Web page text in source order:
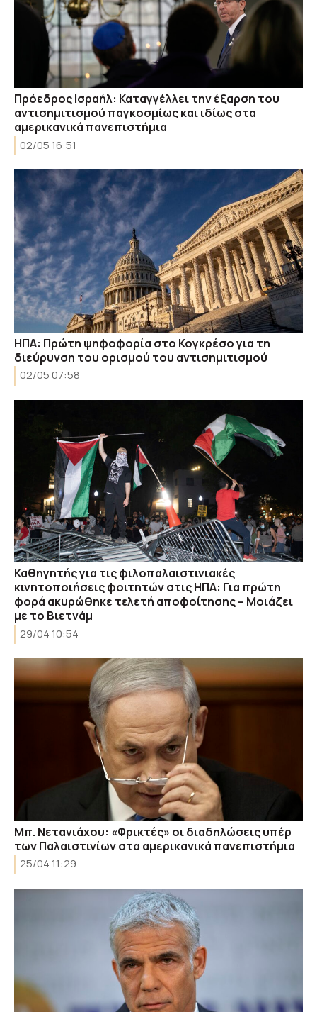
Πρόεδρος Ισραήλ: Καταγγέλλει την έξαρση του
αντισημιτισμού παγκοσμίως και ιδίως στα
αμερικανικά πανεπιστήμια
02/05 16:51
ΗΠΑ: Πρώτη ψηφοφορία στο Κογκρέσο για τη
διεύρυνση του ορισμού του αντισημιτισμού
02/05 07:58
Καθηγητής για τις φιλοπαλαιστινιακές
κινητοποιήσεις φοιτητών στις ΗΠΑ: Για πρώτη
φορά ακυρώθηκε τελετή αποφοίτησης – Μοιάζει
με το Βιετνάμ
29/04 10:54
Μπ. Νετανιάχου: «Φρικτές» οι διαδηλώσεις υπέρ
των Παλαιστινίων στα αμερικανικά πανεπιστήμια
25/04 11:29